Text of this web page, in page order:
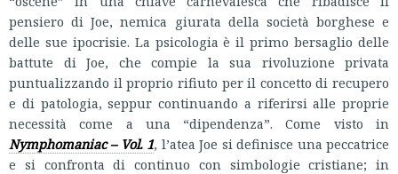
pensiero di Joe, nemica giurata della società borghese e
delle sue ipocrisie. La psicologia è il primo bersaglio delle
battute di Joe, che compie la sua rivoluzione privata
puntualizzando il proprio rifiuto per il concetto di recupero
e di patologia, seppur continuando a riferirsi alle proprie
necessità come a una “dipendenza”. Come visto in
Nymphomaniac – Vol. 1, l’atea Joe si definisce una peccatrice
e si confronta di continuo con simbologie cristiane; in